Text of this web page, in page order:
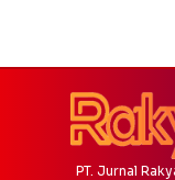
PT. Jurnal